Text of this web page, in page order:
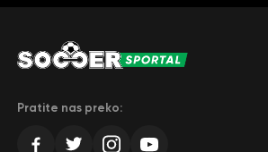
Pratite nas preko: